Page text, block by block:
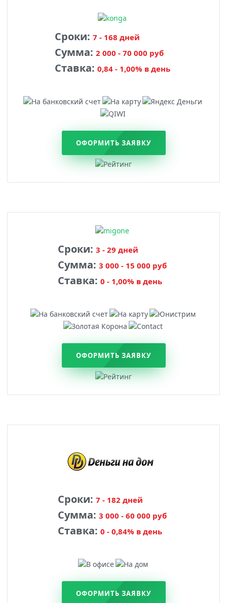
Сроки: 7 - 168 дней
Сумма: 2 000 - 70 000 руб
Ставка: 0,84 - 1,00% в день
ОФОРМИТЬ ЗАЯВКУ
Сроки: 3 - 29 дней
Сумма: 3 000 - 15 000 руб
Ставка: 0 - 1,00% в день
ОФОРМИТЬ ЗАЯВКУ
Сроки: 7 - 182 дней
Сумма: 3 000 - 60 000 руб
Ставка: 0 - 0,84% в день
ОФОРМИТЬ ЗАЯВКУ